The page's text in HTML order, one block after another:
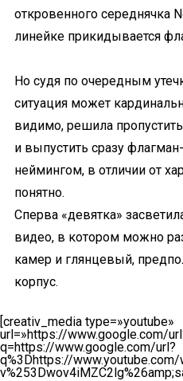
откровенного середнячка
линейке прикидывается
Но судя по очередным
ситуация может
видимо, решила
и выпустить сразу
неймингом, в отличии от
понятно.
Сперва «девятка»
видео, в котором можно
камер и глянцевый,
корпус.
[creativ_media type=»youtube»
url=»https://www.google.com/
q=https://www.google.com/url?
q%3Dhttps://www.youtube.com/